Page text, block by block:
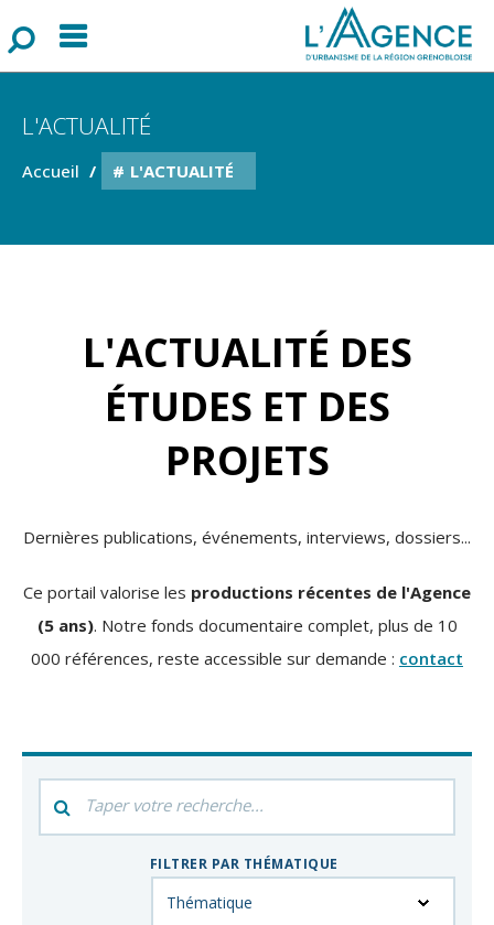
Menu
L'ACTUALITÉ
Accueil L'ACTUALITÉ
L'ACTUALITÉ DES
ÉTUDES ET DES
PROJETS
Dernières publications, événements, interviews, dossiers...
Ce portail valorise les productions récentes de l'Agence
(5 ans). Notre fonds documentaire complet, plus de 10
000 références, reste accessible sur demande : contact
par
FILTRER PAR THÉMATIQUE